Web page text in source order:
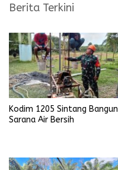
Berita Terkini
Kodim 1205 Sintang Bangun
Sarana Air Bersih